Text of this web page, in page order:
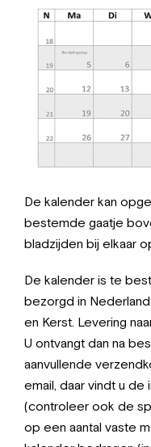
De kalender kan
bestemde gaatje
bladzijden bij elkaar
De kalender is te
bezorgd in
en Kerst. Levering
U ontvangt dan na
aanvullende
email, daar vindt u
(controleer ook de
op een aantal vaste